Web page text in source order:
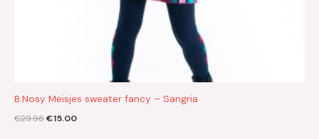
B.Nosy Meisjes sweater fancy – Sangria
€29.95€15.00